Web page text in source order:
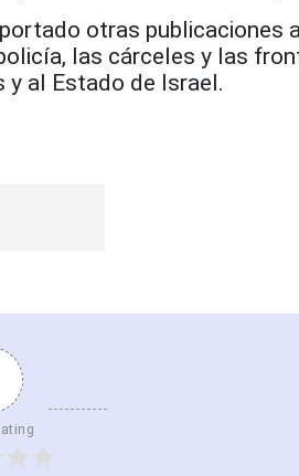
otras publicaciones
las cárceles y las
al Estado de Israel.